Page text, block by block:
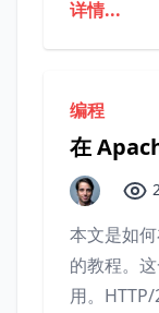
详情...
编程
在
本文是如
的教程。
用。